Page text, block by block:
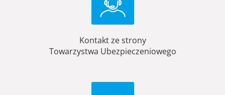
Kontakt ze strony
Towarzystwa Ubezpieczeniowego